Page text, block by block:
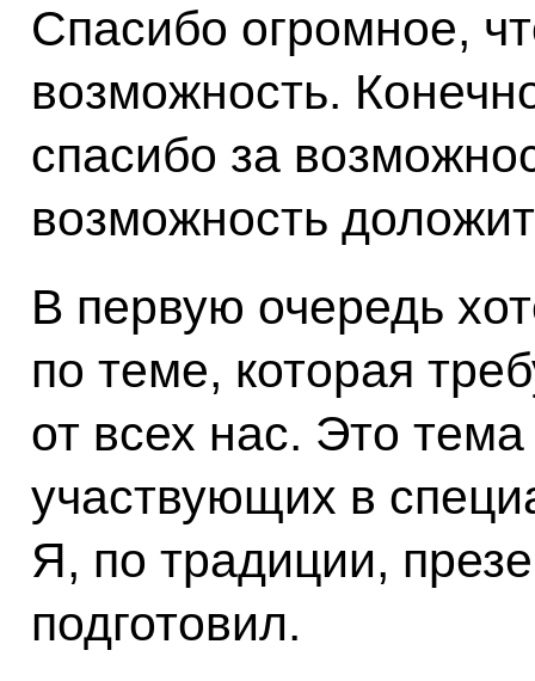
Спасибо огромное,
возможность.
спасибо за
возможность
В первую очередь
по теме, которая
от всех нас. Это
участвующих в
Я, по традиции,
подготовил.